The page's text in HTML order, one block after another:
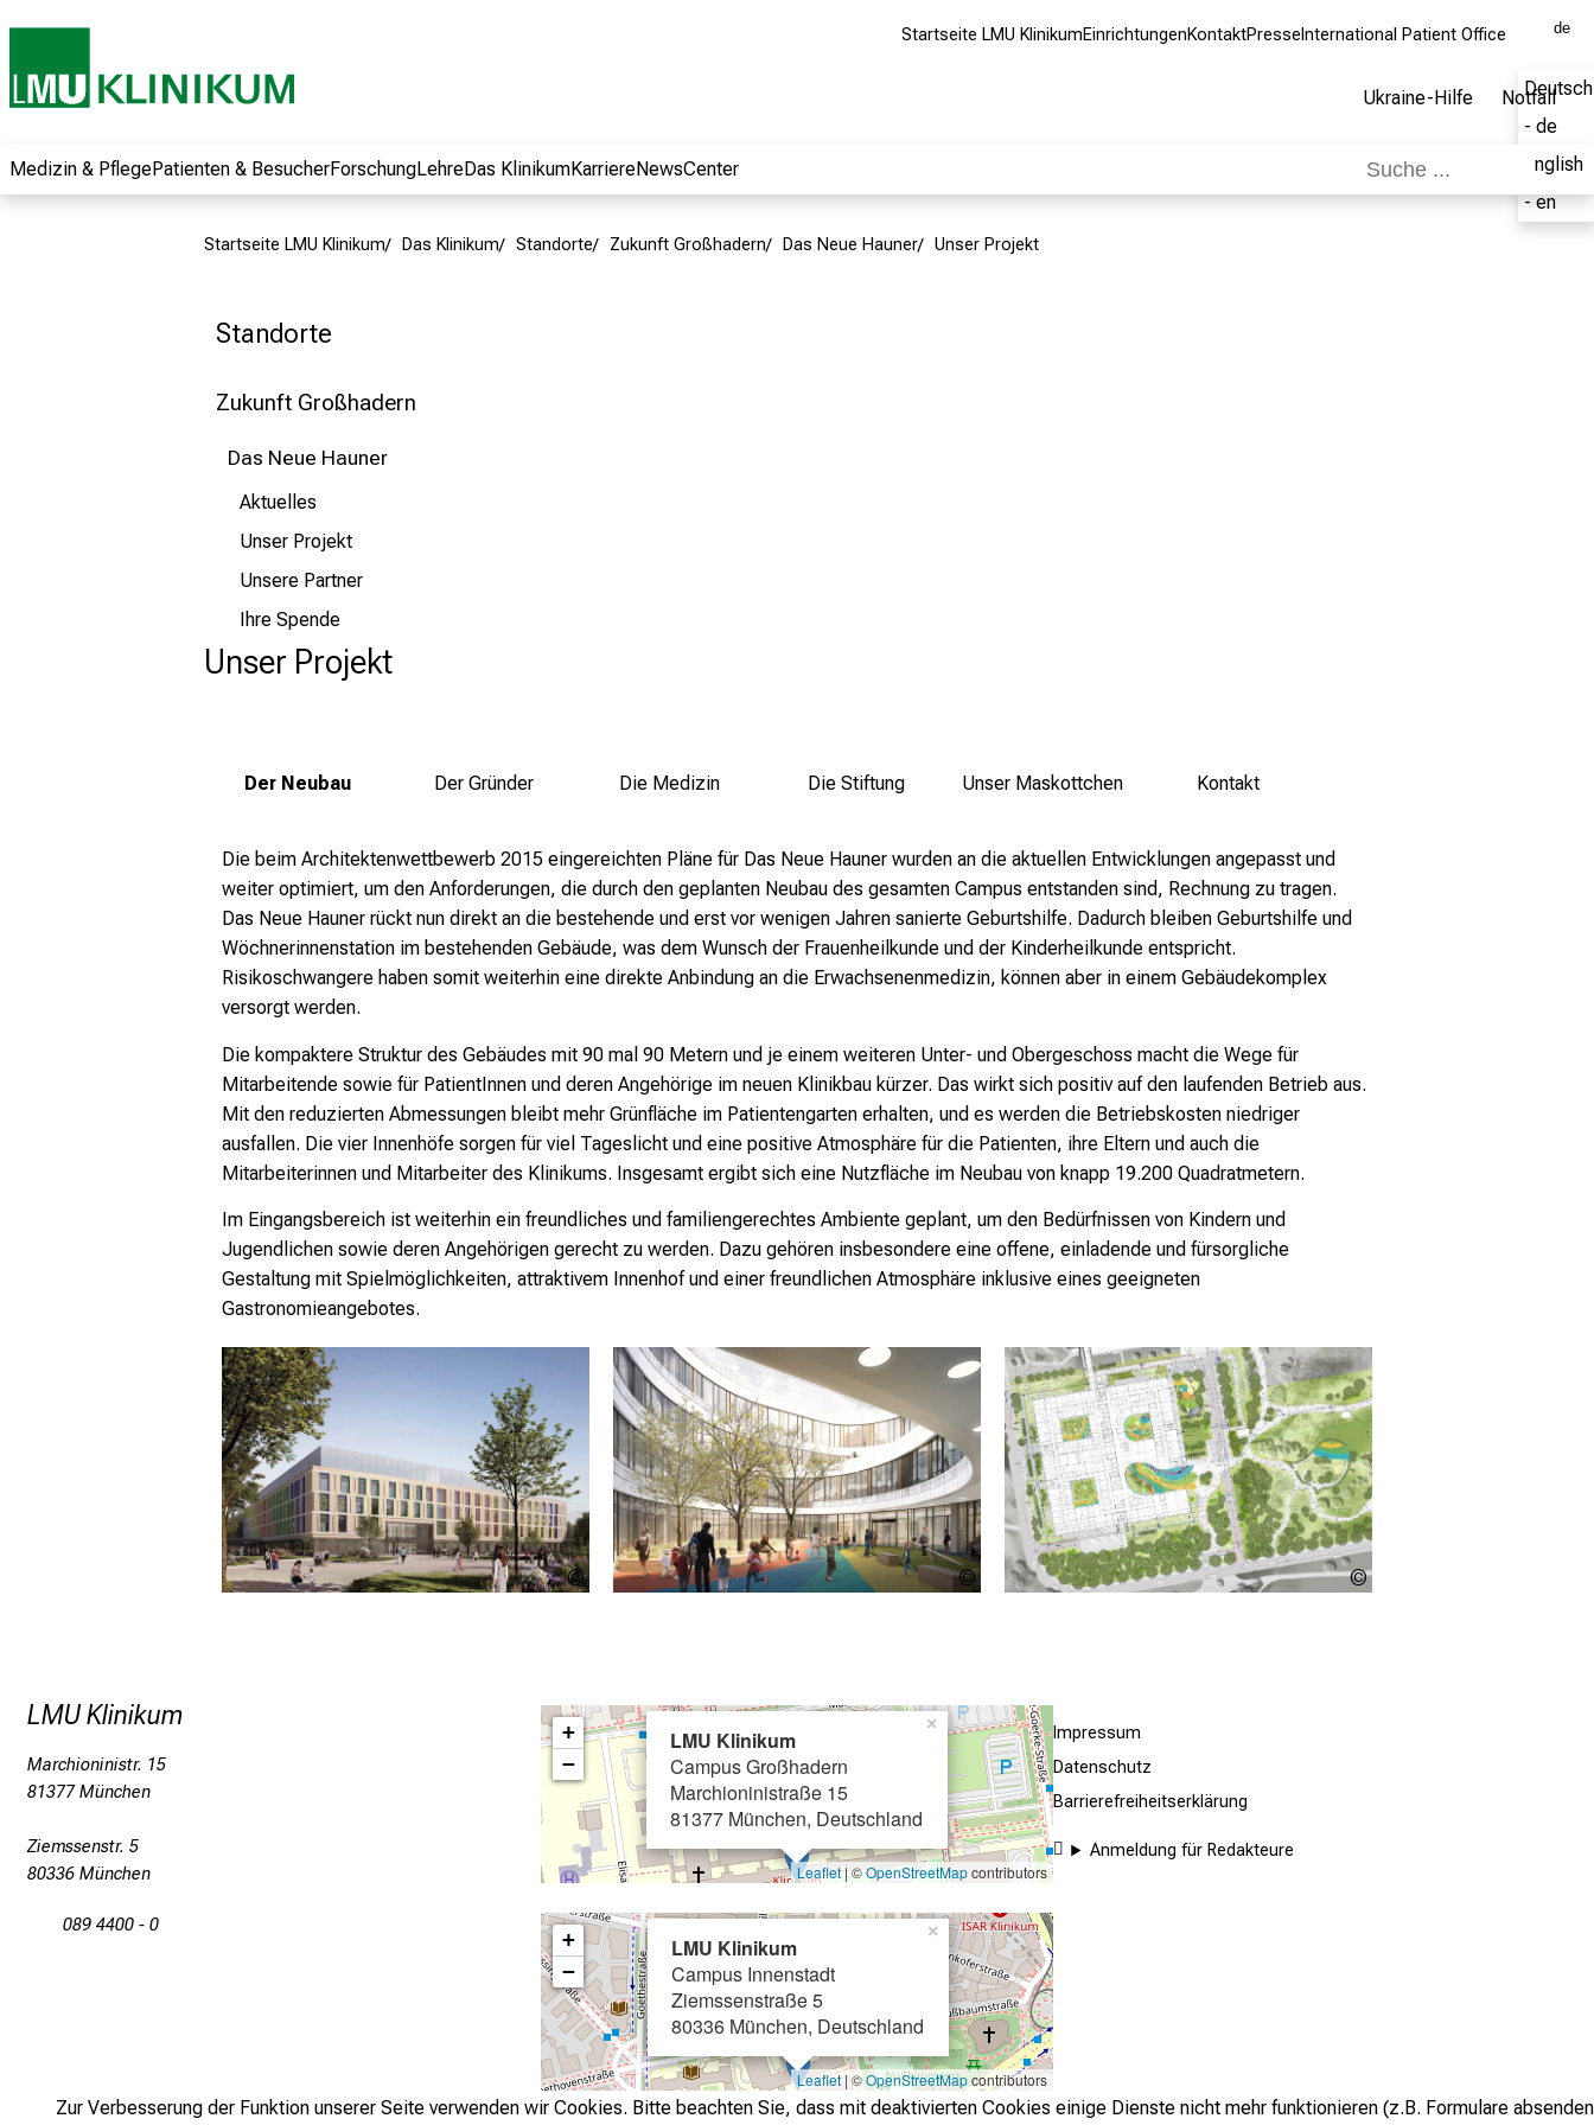
Zur Verbesserung der Funktion unserer Seite verwenden wir Cookies. Bitte beachten Sie, dass mit deaktivierten Cookies einige Dienste nicht mehr funktionieren (z.B. Formulare
Startseite LMU KlinikumEinrichtungenKontaktPresse International Patient Office de
Deutsch
- de
English
- en
Ukraine-Hilfe Notfall
Medizin & PflegePatienten & BesucherForschungLehreDas KlinikumKarriereNewsCenter
Startseite LMU Klinikum Das Klinikum Standorte Zukunft Großhadern Das Neue Hauner Unser Projekt
Standorte
Zukunft Großhadern
Das Neue Hauner
Aktuelles
Unser Projekt
Unsere Partner
Ihre Spende
Unser Projekt
Der Neubau Der Gründer Die Medizin Die Stiftung Unser Maskottchen Kontakt
Die beim Architektenwettbewerb 2015 eingereichten Pläne für Das Neue Hauner wurden an die aktuellen Entwicklungen angepasst und
weiter optimiert, um den Anforderungen, die durch den geplanten Neubau des gesamten Campus entstanden sind, Rechnung zu tragen.
Das Neue Hauner rückt nun direkt an die bestehende und erst vor wenigen Jahren sanierte Geburtshilfe. Dadurch bleiben Geburtshilfe und
Wöchnerinnenstation im bestehenden Gebäude, was dem Wunsch der Frauenheilkunde und der Kinderheilkunde entspricht.
Risikoschwangere haben somit weiterhin eine direkte Anbindung an die Erwachsenenmedizin, können aber in einem Gebäudekomplex
versorgt werden.
Die kompaktere Struktur des Gebäudes mit 90 mal 90 Metern und je einem weiteren Unter- und Obergeschoss macht die Wege für
Mitarbeitende sowie für PatientInnen und deren Angehörige im neuen Klinikbau kürzer. Das wirkt sich positiv auf den laufenden Betrieb aus.
Mit den reduzierten Abmessungen bleibt mehr Grünfläche im Patientengarten erhalten, und es werden die Betriebskosten niedriger
ausfallen. Die vier Innenhöfe sorgen für viel Tageslicht und eine positive Atmosphäre für die Patienten, ihre Eltern und auch die
Mitarbeiterinnen und Mitarbeiter des Klinikums. Insgesamt ergibt sich eine Nutzfläche im Neubau von knapp 19.200 Quadratmetern.
Im Eingangsbereich ist weiterhin ein freundliches und familiengerechtes Ambiente geplant, um den Bedürfnissen von Kindern und
Jugendlichen sowie deren Angehörigen gerecht zu werden. Dazu gehören insbesondere eine offene, einladende und fürsorgliche
Gestaltung mit Spielmöglichkeiten, attraktivem Innenhof und einer freundlichen Atmosphäre inklusive eines geeigneten
Gastronomieangebotes.
Nickl &
Nickl &
Informationen zu
Jobs, Ausbildungen
Weiterbildungen.
Kommen Sie
begeistern – ganz
ohne Anmeldung.
mehr Informationen
LMU Klinikum
Marchioninistr. 15
81377 München
Ziemssenstr. 5
80336 München
089 4400 - 0
LMU Klinikum
Campus Großhadern
Marchioninistraße 15
81377 München, Deutschland
×
+
−
Leaflet | ©OpenStreetMapcontributors
LMU Klinikum
Campus Innenstadt
Ziemssenstraße 5
80336 München, Deutschland
×
+
−
Leaflet | ©OpenStreetMapcontributors
Impressum
Datenschutz
Barrierefreiheitserklärung
Anmeldung für Redakteure